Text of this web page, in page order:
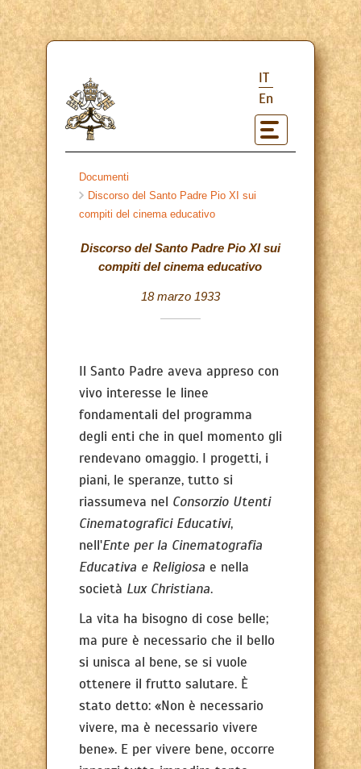
IT
En
Documenti
Discorso del Santo Padre Pio XI sui
compiti del cinema educativo
Discorso del Santo Padre Pio XI sui
compiti del cinema educativo
18 marzo 1933
Il Santo Padre aveva appreso con
vivo interesse le linee
fondamentali del programma
degli enti che in quel momento gli
rendevano omaggio. I progetti, i
piani, le speranze, tutto si
riassumeva nel Consorzio Utenti
Cinematografici Educativi,
nell'Ente per la Cinematografia
Educativa e Religiosa e nella
società Lux Christiana.
La vita ha bisogno di cose belle;
ma pure è necessario che il bello
si unisca al bene, se si vuole
ottenere il frutto salutare. È
stato detto: «Non è necessario
vivere, ma è necessario vivere
bene». E per vivere bene, occorre